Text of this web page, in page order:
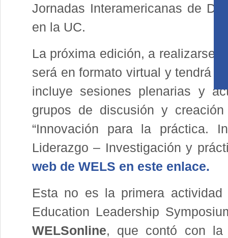
Jornadas Interamericanas de
en la UC.
La próxima edición, a realizarse
será en formato virtual y tendrá
incluye sesiones plenarias y
grupos de discusión y
“Innovación para la práctica.
Liderazgo – Investigación y
web de WELS en este enlace.
Esta no es la primera
Education Leadership
WELSonline, que contó con